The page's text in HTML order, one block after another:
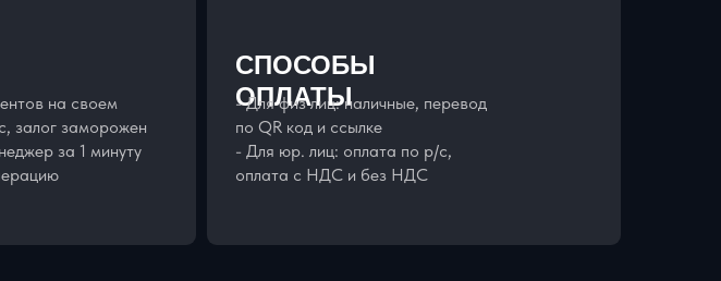
на своем
залог заморожен
за 1 минуту
СПОСОБЫ
ОПЛАТЫ
- Для физ лиц: наличные, перевод
по QR код и ссылке
- Для юр. лиц: оплата по р/с,
оплата с НДС и без НДС